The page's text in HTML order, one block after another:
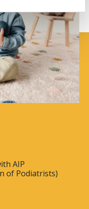
AIP
of Podiatrists)